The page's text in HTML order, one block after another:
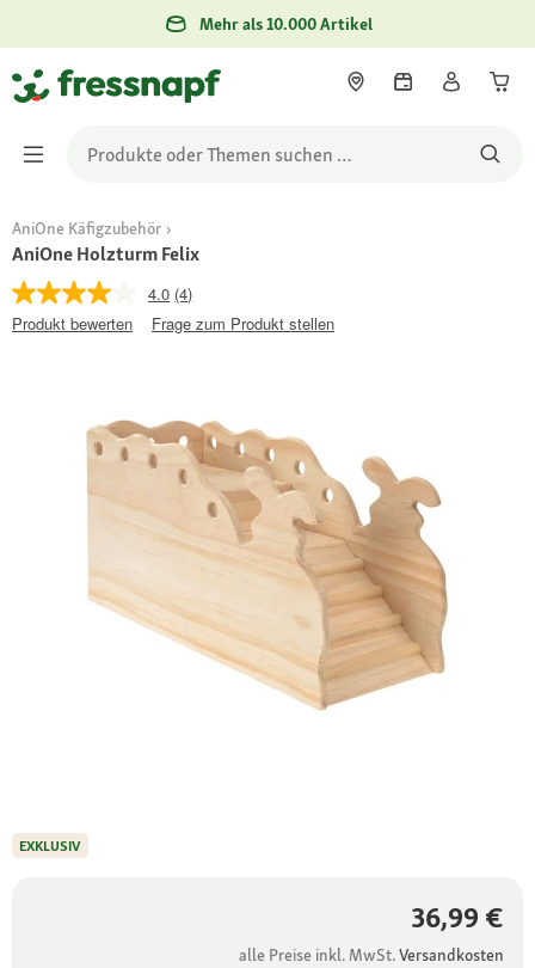
Mehr als 10.000 Artikel
AniOne Käfigzubehör
AniOne Holzturm Felix
4.0 (4)
Produkt bewerten
Frage zum Produkt stellen
36,99 €
alle Preise inkl. MwSt.Versandkosten
EXKLUSIV